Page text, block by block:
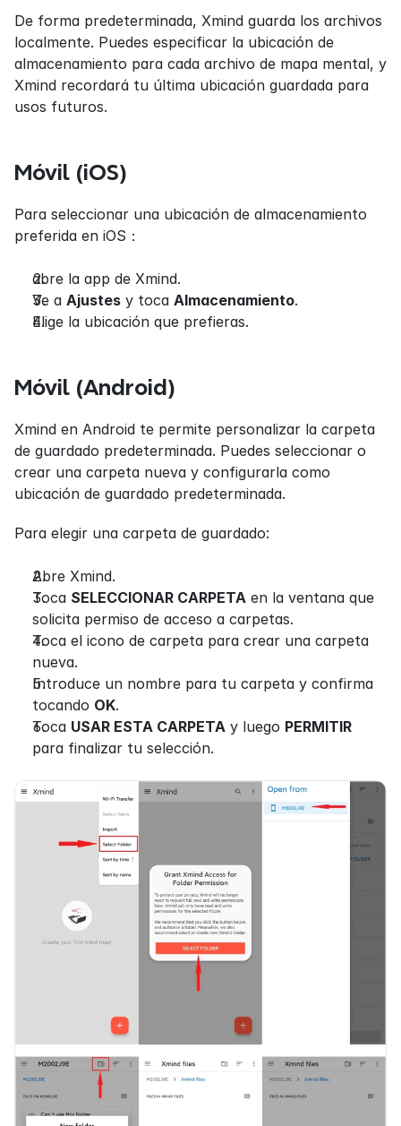
De forma predeterminada, Xmind guarda los archivos
localmente. Puedes especificar la ubicación de
almacenamiento para cada archivo de mapa mental, y
Xmind recordará tu última ubicación guardada para
usos futuros.
Móvil (iOS)
Para seleccionar una ubicación de almacenamiento
preferida en iOS：
abre la app de Xmind.
Ve a Ajustes y toca Almacenamiento.
Elige la ubicación que prefieras.
Móvil (Android)
Xmind en Android te permite personalizar la carpeta
de guardado predeterminada. Puedes seleccionar o
crear una carpeta nueva y configurarla como
ubicación de guardado predeterminada.
Para elegir una carpeta de guardado:
Abre Xmind.
Toca SELECCIONAR CARPETA en la ventana que
solicita permiso de acceso a carpetas.
Toca el icono de carpeta para crear una carpeta
nueva.
Introduce un nombre para tu carpeta y confirma
tocando OK.
Toca USAR ESTA CARPETA y luego PERMITIR
para finalizar tu selección.